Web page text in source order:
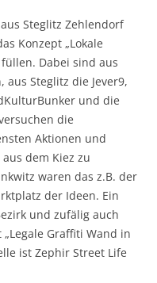
Steglitz Zehlendorf
Konzept „Lokale
Dabei sind aus
aus Steglitz die Jever9,
und die
die
Aktionen und
dem Kiez zu
waren das z.B. der
der Ideen. Ein
und zufälig auch
Graffiti Wand in
ist Zephir Street Life